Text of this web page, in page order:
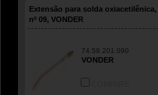
Extensão para solda oxiacetilênica,
nº 09, VONDER
74.59.201.090
VONDER